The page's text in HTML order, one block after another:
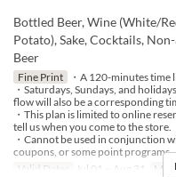
Bottled Beer, Wine (White/
Potato), Sake, Cocktails,
Beer
Fine Print
・A 120-minutes time
・Saturdays, Sundays, and
flow will also be a corresponding
・This plan is limited to online
tell us when you come to the store.
・Cannot be used in conjunction
coupons, or some point programs.
Valid Dates
Jul 01 ~ Aug 31